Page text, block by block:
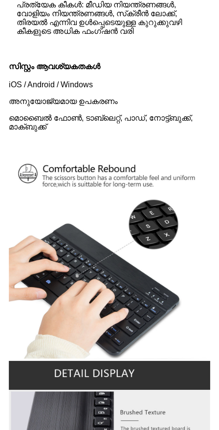
പ്രത്യേക കീകൾ: മീഡിയ നിയന്ത്രണങ്ങൾ,
വോളിയം നിയന്ത്രണങ്ങൾ, സ്‌ക്രീൻ ലോക്ക്,
തിരയൽ എന്നിവ ഉൾപ്പെടെയുള്ള കുറുക്കുവഴി
കീകളുടെ അധിക ഫംഗ്‌ഷൻ വരി
സിസ്റ്റം ആവശ്യകതകൾ
iOS / Android / Windows
അനുയോജ്യമായ ഉപകരണം
മൊബൈൽ ഫോൺ, ടാബ്‌ലെറ്റ്, പാഡ്, നോട്ട്ബുക്ക്,
മാക്ബുക്ക്